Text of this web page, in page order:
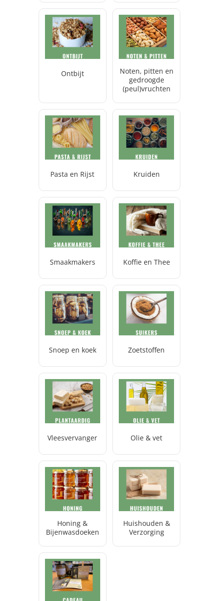
Ontbijt
Noten, pitten en
gedroogde
(peul)vruchten
Pasta en Rijst Kruiden
Smaakmakers Koffie en Thee
Snoep en koek Zoetstoffen
Vleesvervanger Olie & vet
Honing &
Bijenwasdoeken
Huishouden &
Verzorging